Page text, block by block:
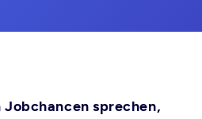
Jobchancen sprechen,